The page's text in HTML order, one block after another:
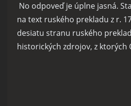
No odpoveď je úplne jasná.
na text ruského prekladu z r.
desiatu stranu ruského
historických zdrojov, z ktorých